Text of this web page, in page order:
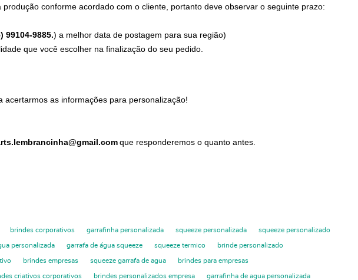
conforme acordado com o cliente, portanto deve observar o seguinte prazo:
99104-9885.) a melhor data de postagem para sua região)
que você escolher na finalização do seu pedido.
as informações para personalização!
que responderemos o quanto antes.
brindes corporativos garrafinha personalizada squeeze personalizada squeeze personalizado
personalizada garrafa de água squeeze squeeze termico brinde personalizado
brindes empresas squeeze garrafa de agua brindes para empresas
criativos corporativos brindes personalizados empresa garrafinha de agua personalizada